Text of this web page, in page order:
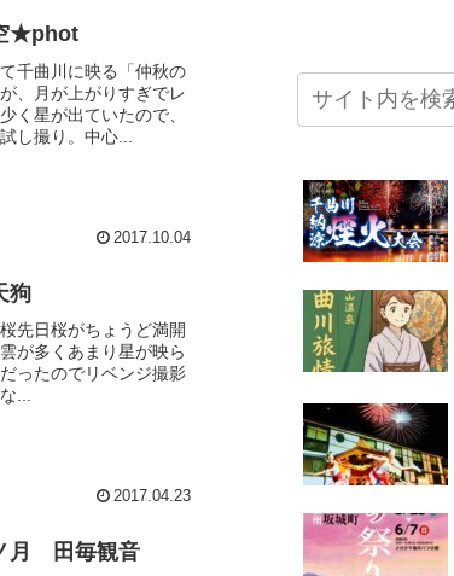
★phot
千曲川に映る「仲秋の
、月が上がりすぎでレ
く星が出ていたので、
し撮り。中心...
2017.10.04
狗
先日桜がちょうど満開
が多くあまり星が映ら
ったのでリベンジ撮影
...
2017.04.23
月 田毎観音